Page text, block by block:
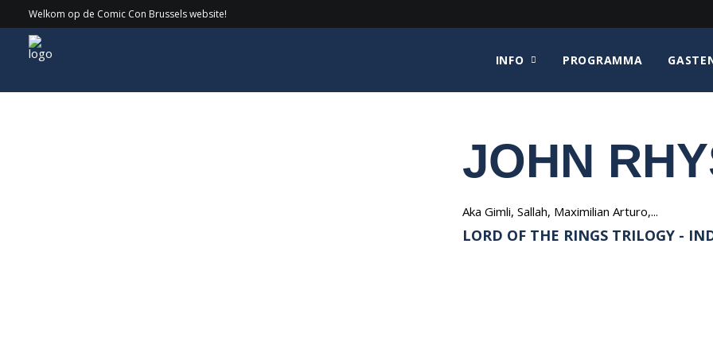
Welkom op de Comic Con Brussels website!
INFO PROGRAMMA
Gasten
JOHN
Aka Gimli, Sallah, Maximilian Arturo,...
LORD OF THE RINGS TRILOGY -